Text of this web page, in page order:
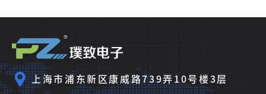
上海市浦东新区康威路739弄10号楼3层